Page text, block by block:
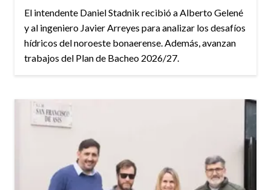
El intendente Daniel Stadnik recibió a Alberto Gelené
y al ingeniero Javier Arreyes para analizar los desafíos
hídricos del noroeste bonaerense. Además, avanzan
trabajos del Plan de Bacheo 2026/27.